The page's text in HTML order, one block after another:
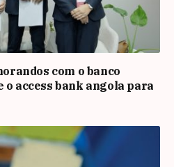
com o banco
access bank angola para